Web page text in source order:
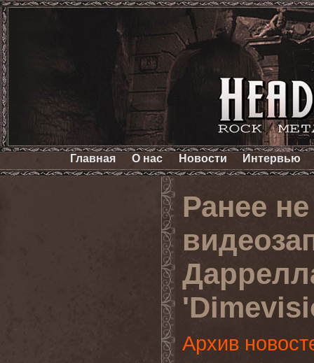
Главная О нас Новости Интервью
Ранее
Архив